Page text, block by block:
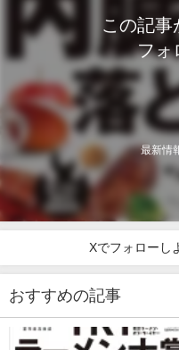
この記事
フォ
最新情
Xでフォローし
おすすめの記事